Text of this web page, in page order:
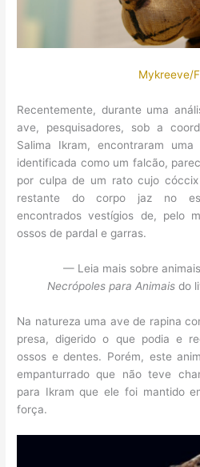
Mykreeve/
Recentemente, durante uma
ave, pesquisadores, sob a
Salima Ikram, encontraram
identificada como um falcão,
por culpa de um rato cujo
restante do corpo jaz no
encontrados vestígios de, pelo
ossos de pardal e garras.
— Leia mais sobre
Necrópoles para Animaisdo
Na natureza uma ave de rapina
presa, digerido o que podia e
ossos e dentes. Porém, este
empanturrado que não teve
para Ikram que ele foi mantido
força.